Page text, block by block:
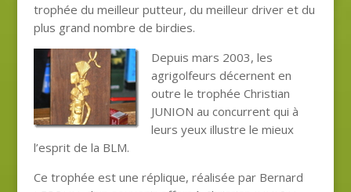
trophée du meilleur putteur, du meilleur driver et du
plus grand nombre de birdies.
Depuis mars 2003, les
agrigolfeurs décernent en
outre le trophée Christian
JUNION au concurrent qui à
leurs yeux illustre le mieux
l’esprit de la BLM.
Ce trophée est une réplique, réalisée par Bernard